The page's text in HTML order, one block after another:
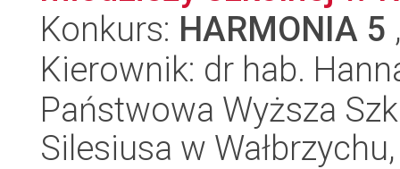
Konkurs: HARMONIA 5
Kierownik: dr hab.
Państwowa Wyższa
Silesiusa w